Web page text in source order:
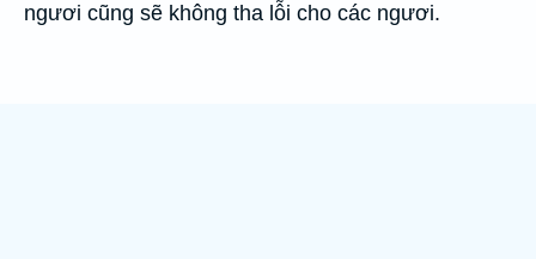
ngươi cũng sẽ không tha lỗi cho các ngươi.